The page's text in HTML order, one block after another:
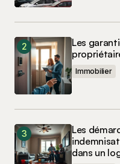
Les
Immobilier
Les
dans un